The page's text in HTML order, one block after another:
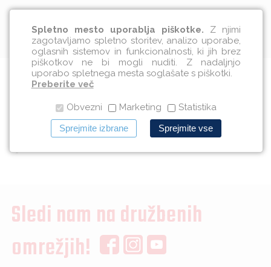
Slovenščina
Želimo vam srečno in varno
novo leto 2017
29.12.2016
Sledi nam na družbenih
omrežjih!
Spletno mesto uporablja piškotke. Z njimi
zagotavljamo spletno storitev, analizo uporabe,
oglasnih sistemov in funkcionalnosti, ki jih brez
piškotkov ne bi mogli nuditi. Z nadaljnjo
uporabo spletnega mesta soglašate s piškotki.
Preberite več
Obvezni Marketing Statistika
Sprejmite izbrane Sprejmite vse